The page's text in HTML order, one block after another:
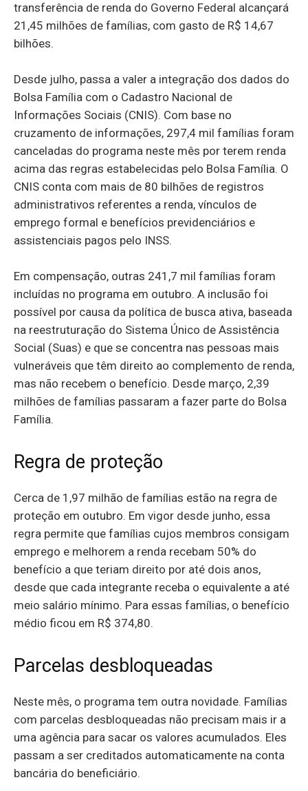
transferência de renda do Governo Federal alcançará
21,45 milhões de famílias, com gasto de R$ 14,67
bilhões.
Desde julho, passa a valer a integração dos dados do
Bolsa Família com o Cadastro Nacional de
Informações Sociais (CNIS). Com base no
cruzamento de informações, 297,4 mil famílias foram
canceladas do programa neste mês por terem renda
acima das regras estabelecidas pelo Bolsa Família. O
CNIS conta com mais de 80 bilhões de registros
administrativos referentes a renda, vínculos de
emprego formal e benefícios previdenciários e
assistenciais pagos pelo INSS.
Em compensação, outras 241,7 mil famílias foram
incluídas no programa em outubro. A inclusão foi
possível por causa da política de busca ativa, baseada
na reestruturação do Sistema Único de Assistência
Social (Suas) e que se concentra nas pessoas mais
vulneráveis que têm direito ao complemento de renda,
mas não recebem o benefício. Desde março, 2,39
milhões de famílias passaram a fazer parte do Bolsa
Família.
Regra de proteção
Cerca de 1,97 milhão de famílias estão na regra de
proteção em outubro. Em vigor desde junho, essa
regra permite que famílias cujos membros consigam
emprego e melhorem a renda recebam 50% do
benefício a que teriam direito por até dois anos,
desde que cada integrante receba o equivalente a até
meio salário mínimo. Para essas famílias, o benefício
médio ficou em R$ 374,80.
Parcelas desbloqueadas
Neste mês, o programa tem outra novidade. Famílias
com parcelas desbloqueadas não precisam mais ir a
uma agência para sacar os valores acumulados. Eles
passam a ser creditados automaticamente na conta
bancária do beneficiário.